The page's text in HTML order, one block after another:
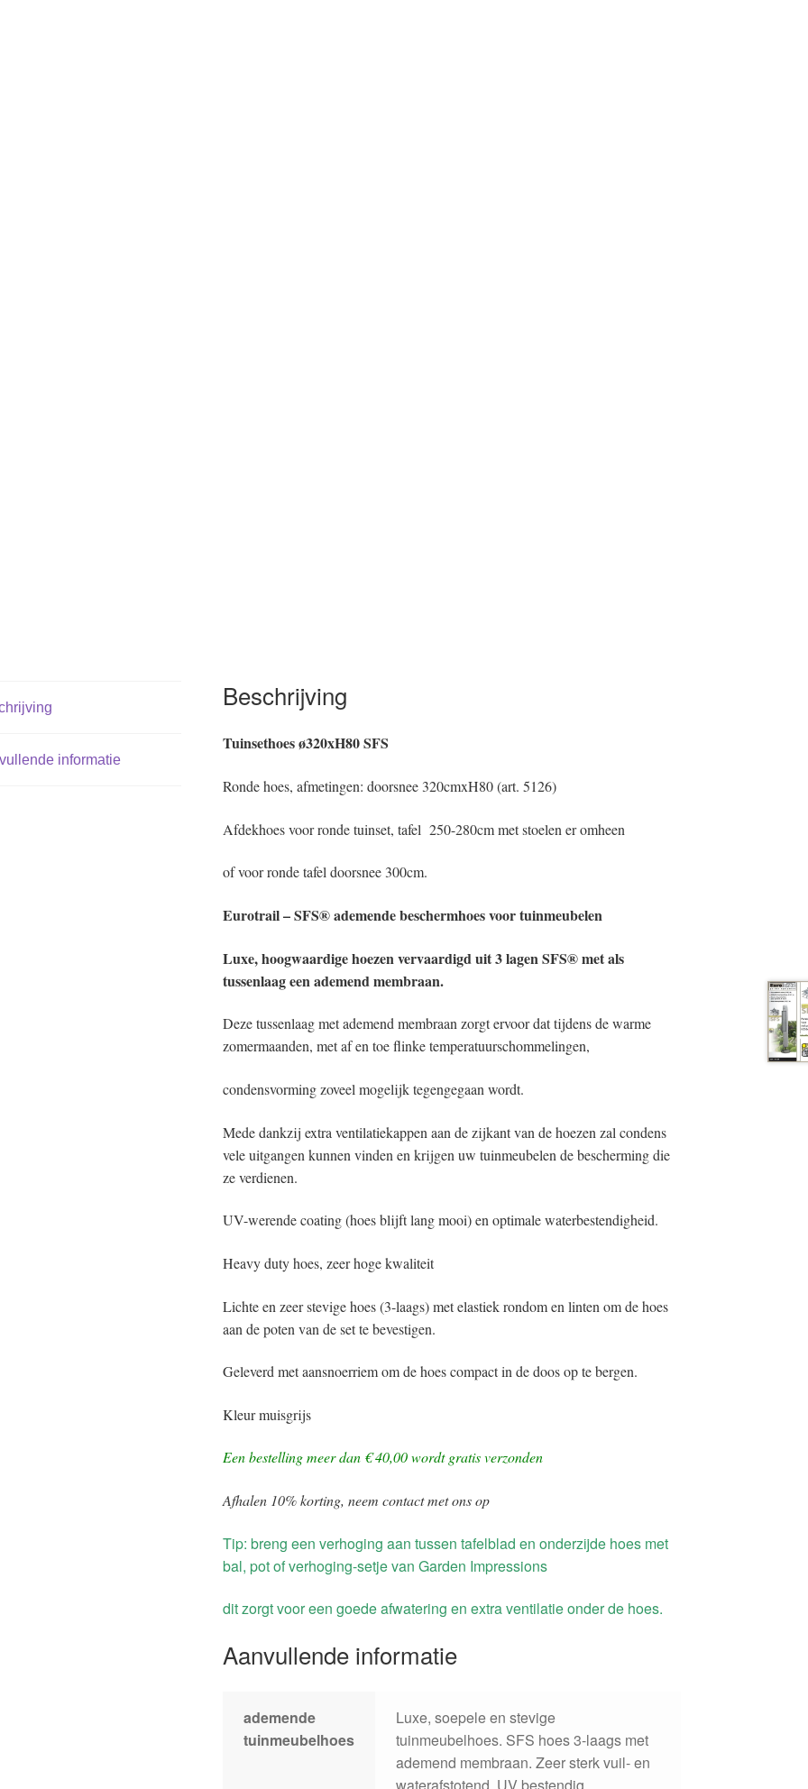
informatie
Beschrijving
Tuinsethoes ø320xH80 SFS
Ronde hoes, afmetingen: doorsnee 320cmxH80 (art. 5126)
Afdekhoes voor ronde tuinset, tafel 250-280cm met stoelen er omheen
of voor ronde tafel doorsnee 300cm.
Eurotrail – SFS® ademende beschermhoes voor tuinmeubelen
Luxe, hoogwaardige hoezen vervaardigd uit 3 lagen SFS® met als
tussenlaag een ademend membraan.
Deze tussenlaag met ademend membraan zorgt ervoor dat tijdens de warme
zomermaanden, met af en toe flinke temperatuurschommelingen,
condensvorming zoveel mogelijk tegengegaan wordt.
Mede dankzij extra ventilatiekappen aan de zijkant van de hoezen zal condens
vele uitgangen kunnen vinden en krijgen uw tuinmeubelen de bescherming die
ze verdienen.
UV-werende coating (hoes blijft lang mooi) en optimale waterbestendigheid.
Heavy duty hoes, zeer hoge kwaliteit
Lichte en zeer stevige hoes (3-laags) met elastiek rondom en linten om de hoes
aan de poten van de set te bevestigen.
Geleverd met aansnoerriem om de hoes compact in de doos op te bergen.
Kleur muisgrijs
Een bestelling meer dan € 40,00 wordt gratis verzonden
Afhalen 10% korting, neem contact met ons op
Tip: breng een verhoging aan tussen tafelblad en onderzijde hoes met
bal, pot of verhoging-setje van Garden Impressions
dit zorgt voor een goede afwatering en extra ventilatie onder de hoes.
Aanvullende informatie
ademende
tuinmeubelhoes
Luxe, soepele en stevige
tuinmeubelhoes. SFS hoes 3-laags met
ademend membraan. Zeer sterk vuil- en
waterafstotend, UV bestendig